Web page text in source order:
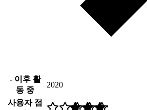
- 이후 활
동 중
2020
사용자 점